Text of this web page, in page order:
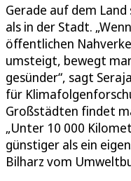
Gerade auf dem
als in der Stadt.
öffentlichen
umsteigt, bewegt
gesünder“, sagt
für
Großstädten findet
„Unter 10 000
günstiger als ein
Bilharz vom